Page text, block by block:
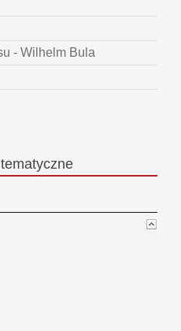
- Wilhelm Bula
tematyczne